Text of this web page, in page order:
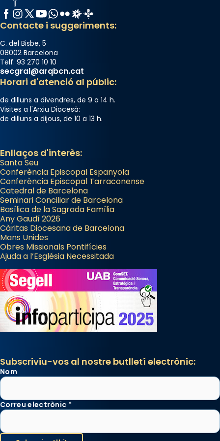
Facebook
Instagram
X / Twitter
YouTube
WhatsApp
FlickrRadio Estel
Catalunya Cristiana
Contacte i suggeriments:
C. del Bisbe, 5
08002 Barcelona
Telf. 93 270 10 10
secgral@arqbcn.cat
Horari d'atenció al públic:
de dilluns a divendres, de 9 a 14 h.
Visites a l'Arxiu Diocesà:
de dilluns a dijous, de 10 a 13 h.
Enllaços d'interès:
Santa Seu
Conferència Episcopal Espanyola
Conferència Episcopal Tarraconense
Catedral de Barcelona
Seminari Conciliar de Barcelona
Basílica de la Sagrada Família
Any Gaudí 2026
Càritas Diocesana de Barcelona
Mans Unides
Obres Missionals Pontifícies
Ajuda a l’Església Necessitada
Subscriviu-vos al nostre butlletí electrònic:
Nom
Correu electrònic *